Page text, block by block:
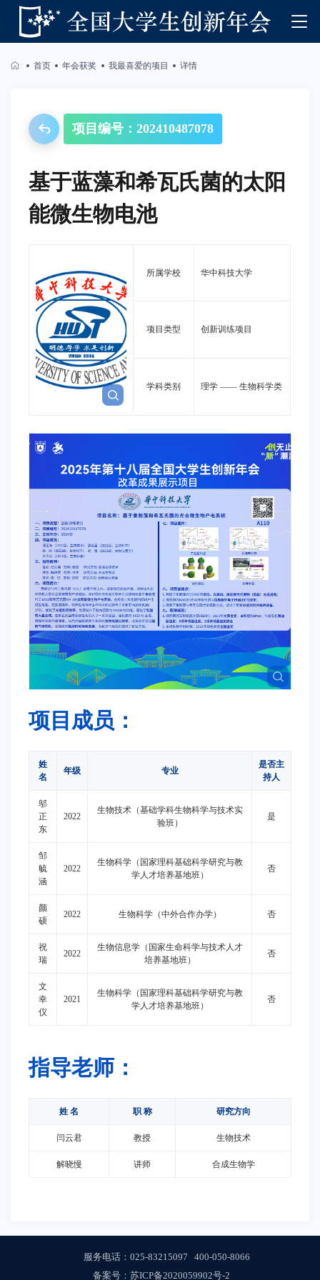
首页 年会获奖 我最喜爱的项目 详情
项目编号：202410487078
基于蓝藻和希瓦氏菌的太阳
能微生物电池
所属学校 华中科技大学
项目类型 创新训练项目
学科类别 理学 ——生物科学类
项目成员：
姓
名
年级 专业
是否主
持人
邬
正
东
2022
生物技术（基础学科生物科学与技术实
验班）
是
邹
毓
涵
2022
生物科学（国家理科基础科学研究与教
学人才培养基地班）
否
颜
硕
2022 生物科学（中外合作办学） 否
祝
瑞
2022
生物信息学（国家生命科学与技术人才
培养基地班）
否
文
幸
仪
2021
生物科学（国家理科基础科学研究与教
学人才培养基地班）
否
指导老师：
姓 名 职 称 研究方向
闫云君 教授 生物技术
解晓慢 讲师 合成生物学
服务电话：025-83215097
400-050-8066
备案号：苏ICP备2020059902号-2